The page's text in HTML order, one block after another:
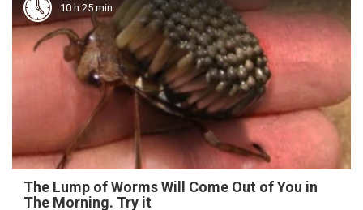
10 h 25 min
The Lump of Worms Will Come Out of You in
The Morning. Try it